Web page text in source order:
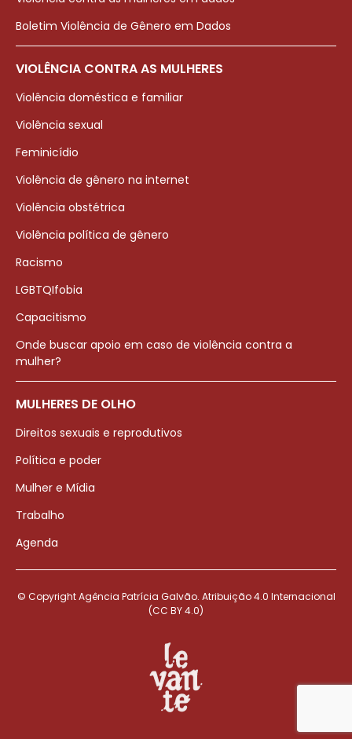
Boletim Violência de Gênero em Dados
VIOLÊNCIA CONTRA AS MULHERES
Violência doméstica e familiar
Violência sexual
Feminicídio
Violência de gênero na internet
Violência obstétrica
Violência política de gênero
Racismo
LGBTQIfobia
Capacitismo
Onde buscar apoio em caso de violência contra a
mulher?
MULHERES DE OLHO
Direitos sexuais e reprodutivos
Política e poder
Mulher e Mídia
Trabalho
Agenda
© Copyright Agência Patrícia Galvão. Atribuição 4.0 Internacional
(CC BY 4.0)